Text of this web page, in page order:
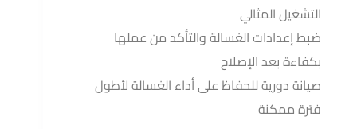
التشغيل المثالي
ضبط إعدادات الغسالة والتأكد من عملها
بكفاءة بعد الإصلاح
صيانة دورية للحفاظ على أداء الغسالة لأطول
فترة ممكنة